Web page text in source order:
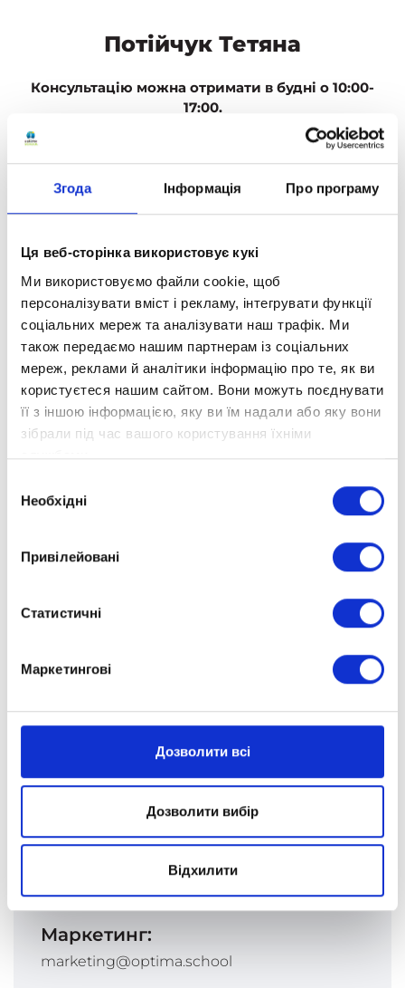
Згода Інформація Про програму
Ця веб-сторінка використовує кукі
Ми використовуємо файли cookie, щоб
персоналізувати вміст і рекламу, інтегрувати функції
соціальних мереж та аналізувати наш трафік. Ми
також передаємо нашим партнерам із соціальних
мереж, реклами й аналітики інформацію про те, як ви
користуєтеся нашим сайтом. Вони можуть поєднувати
її з іншою інформацією, яку ви їм надали або яку вони
зібрали під час вашого користування їхніми
службами.
згоди
Необхідні
Привілейовані
Статистичні
Маркетингові
Дозволити всі
Дозволити вибір
Відхилити
Потійчук Тетяна
Консультацію можна отримати в будні о 10:00-
17:00.
Для запису на консультацію зателефонуйте або
скористайтеся формою зворотного зв'язку.
ЗАМОВИТИ КОНСУЛЬТАЦІЮ
Телефони:
+380 (91) 470-79-71
khmelnytskyi@optima.school
Маркетинг:
marketing@optima.school